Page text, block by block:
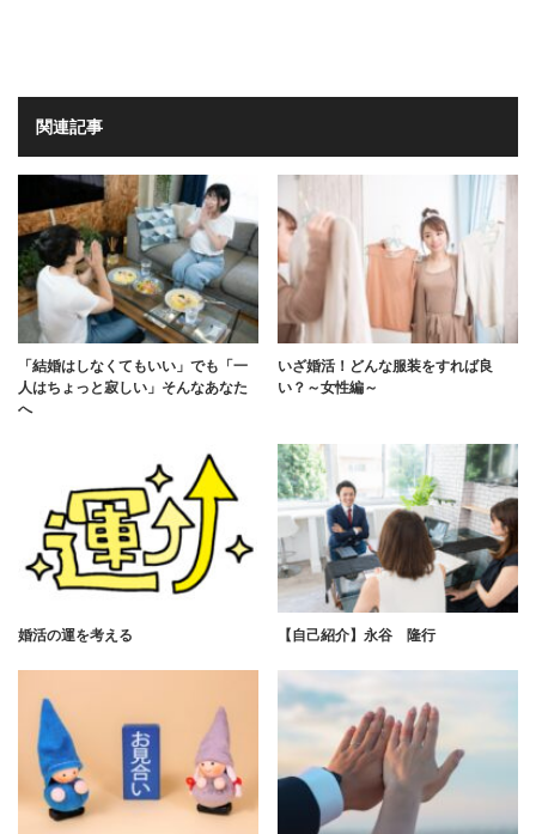
関連記事
「結婚はしなくてもいい」でも「一
人はちょっと寂しい」そんなあなた
へ
いざ婚活！どんな服装をすれば良
い？～女性編～
婚活の運を考える 【自己紹介】永谷 隆行